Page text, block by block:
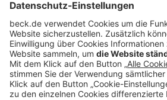
der ausländischen Tochtergesellschaften so
sie von Unternehmen im Vereinigten
wären, sofern eine hinreichend große
Umgehungskonstruktionen handele. Die
Meinung, die auf die CFC anwendbaren
allgemeinen britischen
weshalb diese selbst das maßgebliche
stimmte der EuGH nicht zu.